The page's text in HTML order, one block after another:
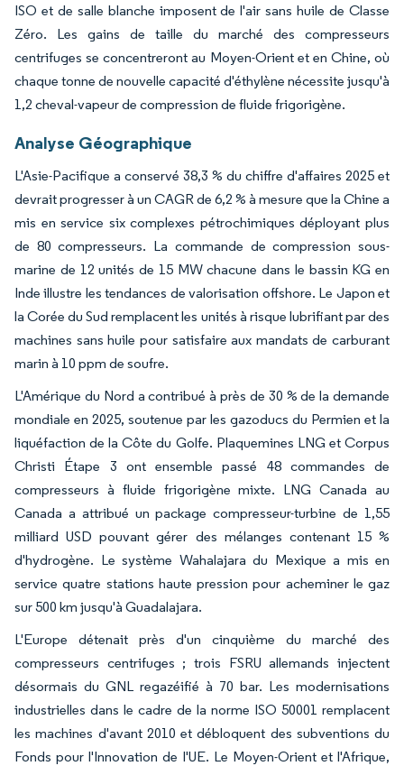
ISO et de salle blanche imposent de l'air sans huile de Classe
Zéro. Les gains de taille du marché des compresseurs
centrifuges se concentreront au Moyen-Orient et en Chine, où
chaque tonne de nouvelle capacité d'éthylène nécessite jusqu'à
1,2 cheval-vapeur de compression de fluide frigorigène.
Analyse Géographique
L'Asie-Pacifique a conservé 38,3 % du chiffre d'affaires 2025 et
devrait progresser à un CAGR de 6,2 % à mesure que la Chine a
mis en service six complexes pétrochimiques déployant plus
de 80 compresseurs. La commande de compression sous-
marine de 12 unités de 15 MW chacune dans le bassin KG en
Inde illustre les tendances de valorisation offshore. Le Japon et
la Corée du Sud remplacent les unités à risque lubrifiant par des
machines sans huile pour satisfaire aux mandats de carburant
marin à 10 ppm de soufre.
L'Amérique du Nord a contribué à près de 30 % de la demande
mondiale en 2025, soutenue par les gazoducs du Permien et la
liquéfaction de la Côte du Golfe. Plaquemines LNG et Corpus
Christi Étape 3 ont ensemble passé 48 commandes de
compresseurs à fluide frigorigène mixte. LNG Canada au
Canada a attribué un package compresseur-turbine de 1,55
milliard USD pouvant gérer des mélanges contenant 15 %
d'hydrogène. Le système Wahalajara du Mexique a mis en
service quatre stations haute pression pour acheminer le gaz
sur 500 km jusqu'à Guadalajara.
L'Europe détenait près d'un cinquième du marché des
compresseurs centrifuges ; trois FSRU allemands injectent
désormais du GNL regazéifié à 70 bar. Les modernisations
industrielles dans le cadre de la norme ISO 50001 remplacent
les machines d'avant 2010 et débloquent des subventions du
Fonds pour l'Innovation de l'UE. Le Moyen-Orient et l'Afrique,